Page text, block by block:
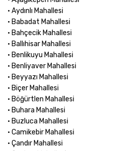
• Aydınlı Mahallesi
• Babadat Mahallesi
• Bahçecik Mahallesi
• Ballıhisar Mahallesi
• Benlikuyu Mahallesi
• Benliyaver Mahallesi
• Beyyazı Mahallesi
• Biçer Mahallesi
• Böğürtlen Mahallesi
• Buhara Mahallesi
• Buzluca Mahallesi
• Camikebir Mahallesi
• Çandır Mahallesi